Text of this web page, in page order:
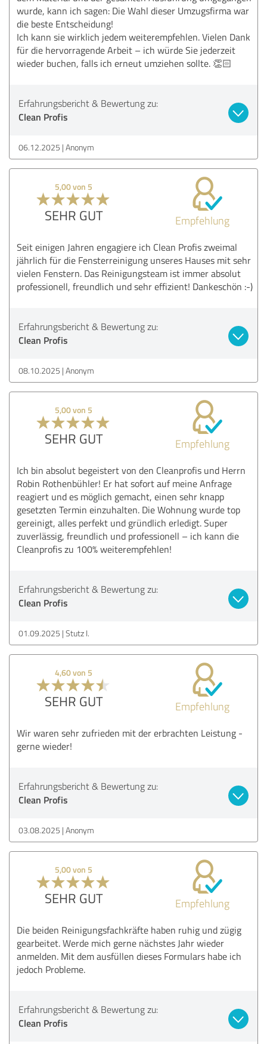
wurde, kann ich sagen: Die Wahl dieser Umzugsfirma war
die beste Entscheidung!
Ich kann sie wirklich jedem weiterempfehlen. Vielen Dank
für die hervorragende Arbeit – ich würde Sie jederzeit
wieder buchen, falls ich erneut umziehen sollte. 👏🏻
Erfahrungsbericht & Bewertung zu:
Clean Profis
06.12.2025 Anonym
5,00 von 5
SEHR GUT Empfehlung
Seit einigen Jahren engagiere ich Clean Profis zweimal
jährlich für die Fensterreinigung unseres Hauses mit sehr
vielen Fenstern. Das Reinigungsteam ist immer absolut
professionell, freundlich und sehr effizient! Dankeschön :-)
Erfahrungsbericht & Bewertung zu:
Clean Profis
08.10.2025 Anonym
5,00 von 5
SEHR GUT Empfehlung
Ich bin absolut begeistert von den Cleanprofis und Herrn
Robin Rothenbühler! Er hat sofort auf meine Anfrage
reagiert und es möglich gemacht, einen sehr knapp
gesetzten Termin einzuhalten. Die Wohnung wurde top
gereinigt, alles perfekt und gründlich erledigt. Super
zuverlässig, freundlich und professionell – ich kann die
Cleanprofis zu 100% weiterempfehlen!
Erfahrungsbericht & Bewertung zu:
Clean Profis
01.09.2025 Stutz I.
4,60 von 5
SEHR GUT Empfehlung
Wir waren sehr zufrieden mit der erbrachten Leistung -
gerne wieder!
Erfahrungsbericht & Bewertung zu:
Clean Profis
03.08.2025 Anonym
5,00 von 5
SEHR GUT Empfehlung
Die beiden Reinigungsfachkräfte haben ruhig und zügig
gearbeitet. Werde mich gerne nächstes Jahr wieder
anmelden. Mit dem ausfüllen dieses Formulars habe ich
jedoch Probleme.
Erfahrungsbericht & Bewertung zu:
Clean Profis